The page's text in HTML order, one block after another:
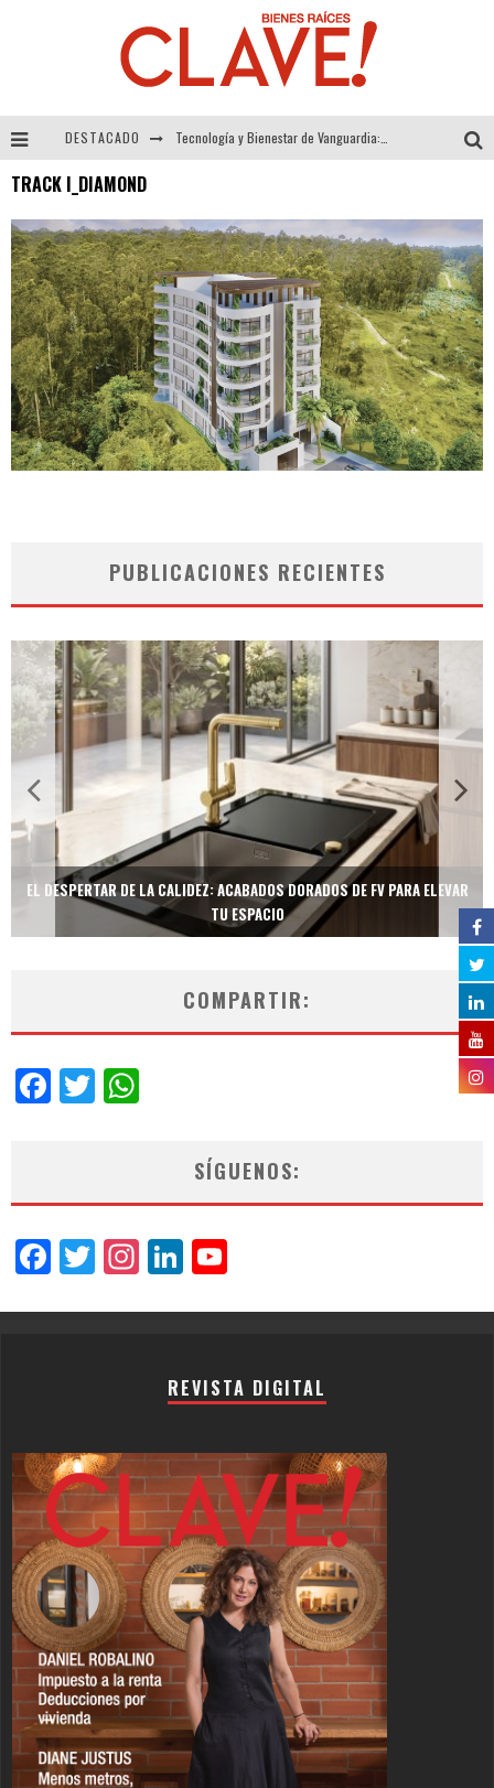
DESTACADO
Alexandra Bedoya – La Constancia detrás de La Paletería
El Despertar de la Calidez: Acabados Dorados de FV para Elevar tu Espacio
TRACK I_DIAMOND
PUBLICACIONES RECIENTES
EL DESPERTAR DE LA CALIDEZ: ACABADOS DORADOS DE FV PARA ELEVAR
TU ESPACIO
COMPARTIR:
Facebook
Twitter
SÍGUENOS:
Facebook
Twitter
Instagram
LinkedIn
REVISTA DIGITAL